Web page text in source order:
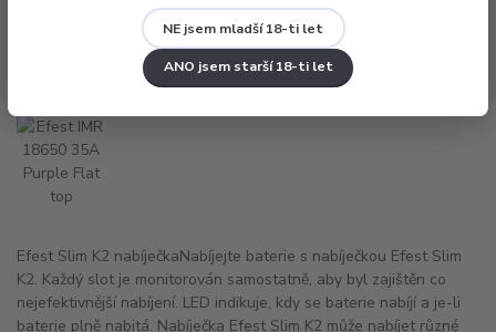
NE jsem mladší 18-ti let
ANO jsem starší 18-ti let
Efest Slim K2 nabíječkaNabíjejte baterie s nabíječkou Efest Slim
K2. Každý slot je monitorován samostatně, aby byl zajištěn co
nejefektivnější nabíjení. LED indikuje, kdy se baterie nabíjí a je-li
baterie plně nabitá. Nabíječka Efest Slim K2 může nabíjet různé